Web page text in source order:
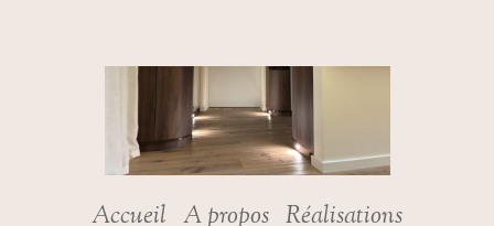
Accueil A propos Réalisations